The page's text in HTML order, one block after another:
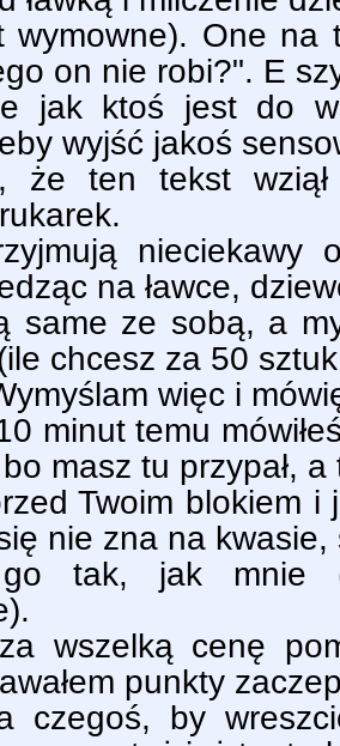
wymowne). One na
on nie robi?". E
jak ktoś jest do
wyjść jakoś
że ten tekst
nieciekawy
na ławce,
same ze sobą, a
chcesz za 50
więc i
minut temu
masz tu przypał, a
Twoim blokiem i
nie zna na kwasie,
go tak, jak mnie
za wszelką cenę
punkty
czegoś, by